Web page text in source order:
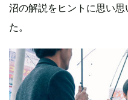
沼の解説をヒントに思い
た。